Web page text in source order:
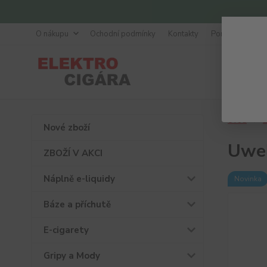
O nákupu Ochodní podmínky Kontakty Poradna
Nové zboží
ZBOŽÍ V AKCI
Náplně e-liquidy
Báze a příchutě
E-cigarety
Gripy a Mody
Úvod
Novinka